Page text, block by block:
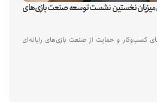
نخستین نشست توسعه صنعت بازی‌های
و حمایت از صنعت بازی‌های رایانه‌ای